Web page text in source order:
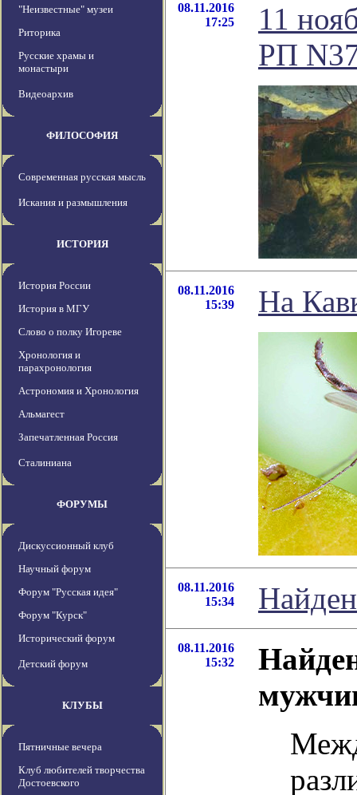
"Неизвестные" музеи
Риторика
Русские храмы и
монастыри
Видеоархив
ФИЛОСОФИЯ
Современная русская мысль
Искания и размышления
ИСТОРИЯ
История России
История в МГУ
Слово о полку Игореве
Хронология и
парахронология
Астрономия и Хронология
Альмагест
Запечатленная Россия
Сталиниана
ФОРУМЫ
Дискуссионный клуб
Научный форум
Форум "Русская идея"
Форум "Курск"
Исторический форум
Детский форум
КЛУБЫ
Пятничные вечера
Клуб любителей творчества
Достоевского
08.11.2016
17:25
11
РП
08.11.2016
15:39
На
08.11.2016
15:34
08.11.2016
15:32